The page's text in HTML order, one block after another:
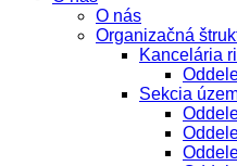
O nás
Organizačná
Kancelária
Sekcia